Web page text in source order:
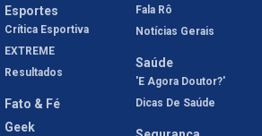
Esportes
Crítica Esportiva
EXTREME
Resultados
Fato & Fé
Geek
Fala Rô
Notícias Gerais
Saúde
'E Agora Doutor?'
Dicas De Saúde